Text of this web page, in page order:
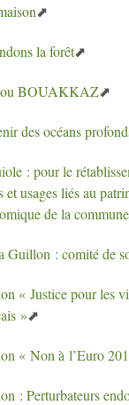
la forêt
BOUAKKAZ
des océans
: pour le
et usages liés au
de la
Guillon : comité de
« Justice pour les
»
« Non à l’Euro
: Perturbateurs